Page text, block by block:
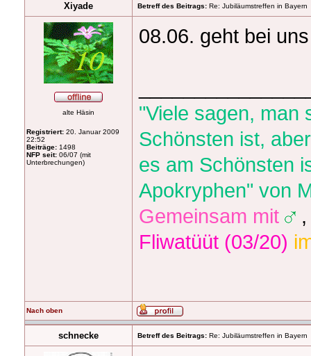
Xiyade Betreff des Beitrags: Re: Jubiläumstreffen in Bayern
alte Häsin
Registriert: 20. Januar 2009
22:52
Beiträge: 1498
NFP seit: 06/07 (mit
Unterbrechungen)
08.06. geht bei
"Viele sagen, man
Schönsten ist,
es am Schönsten
Apokryphen" von
Gemeinsam mit
Fliwatüüt (03/20)
Nach oben
schnecke Betreff des Beitrags: Re: Jubiläumstreffen in Bayern